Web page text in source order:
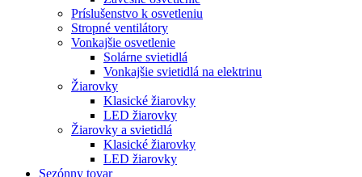
Príslušenstvo k osvetleniu
Stropné ventilátory
Vonkajšie osvetlenie
Solárne svietidlá
Vonkajšie svietidlá na elektrinu
Žiarovky
Klasické žiarovky
LED žiarovky
Žiarovky a svietidlá
Klasické žiarovky
LED žiarovky
Sezónny tovar